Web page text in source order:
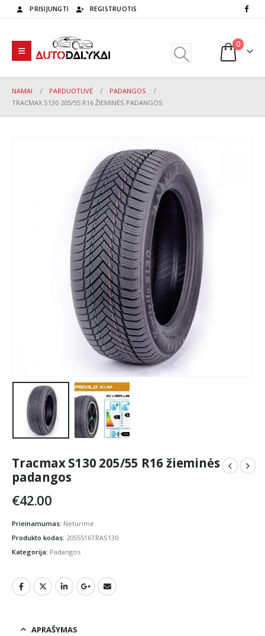
PRISIJUNGTI REGISTRUOTIS
0
NAMAI PARDUOTUVĖ
PADANGOS
TRACMAX S130 205/55 R16 ŽIEMINĖS PADANGOS
Tracmax S130 205/55 R16 žieminės
padangos
€42.00
Prieinamumas: Neturime
Produkto kodas: 2055516TRAS130
Kategorija: Padangos
APRAŠYMAS